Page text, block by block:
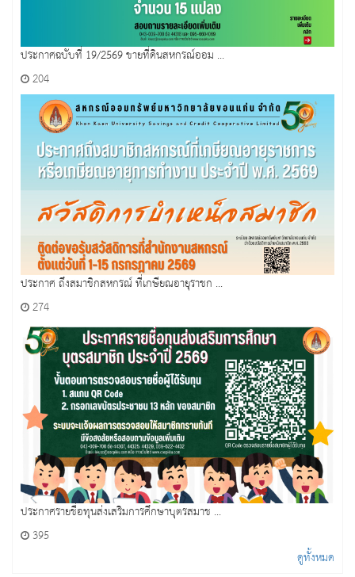
ประกาศฉบับที่ 19/2569 ขายที่ดินสหกรณ์ออม ...
204
ประกาศ ถึงสมาชิกสหกรณ์ ที่เกษียณอายุราชก ...
274
ประกาศรายชื่อทุนส่งเสริมการศึกษาบุตรสมาช ...
395
ดูทั้งหมด